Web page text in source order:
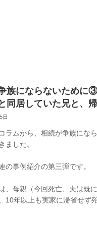
族にならないために③
同居していた兄と、
日
ラムから、相続が争族にな
ました。
の事例紹介の第三弾です。
、母親（今回死亡、夫は既
10年以上も実家に帰省せず